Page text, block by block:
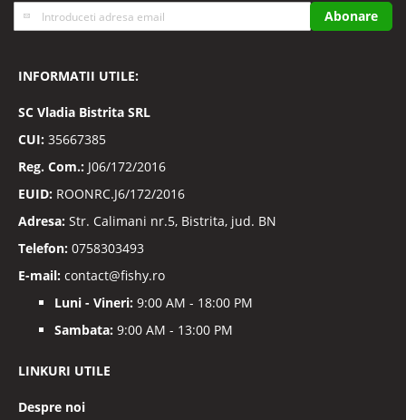
Inscrieti-
va
noastre
Abonare
INFORMATII UTILE:
SC Vladia Bistrita SRL
CUI: 35667385
Reg. Com.: J06/172/2016
EUID: ROONRC.J6/172/2016
Adresa: Str. Calimani nr.5, Bistrita, jud. BN
Telefon: 0758303493
E-mail: contact@fishy.ro
Luni - Vineri: 9:00 AM - 18:00 PM
Sambata: 9:00 AM - 13:00 PM
LINKURI UTILE
Despre noi